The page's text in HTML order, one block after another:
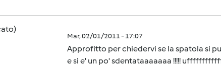
Mar, 02/01/2011 - 17:07
Approfitto per chiedervi se la spatola si
e si e' un po' sdentataaaaaaa !!!!!